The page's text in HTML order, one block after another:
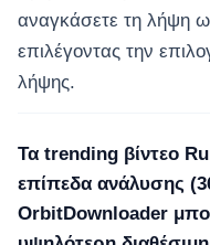
αναγκάσετε τη λήψη
επιλέγοντας την
λήψης.
Τα trending βίντεο
επίπεδα ανάλυσης
OrbitDownloader